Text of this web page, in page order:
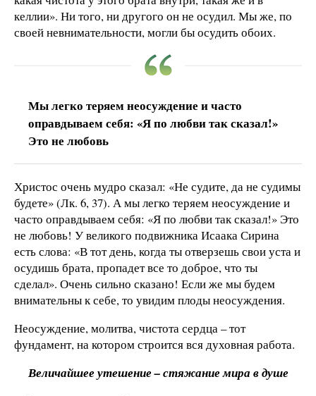
келлии». Ни того, ни другого он не осудил. Мы же, по
своей невнимательности, могли бы осудить обоих.
Мы легко теряем неосуждение и часто
оправдываем себя: «Я по любви так сказал!»
Это не любовь
Христос очень мудро сказал: «Не судите, да не судимы
будете» (Лк. 6, 37). А мы легко теряем неосуждение и
часто оправдываем себя: «Я по любви так сказал!» Это
не любовь! У великого подвижника Исаака Сирина
есть слова: «В тот день, когда ты отверзешь свои уста и
осудишь брата, пропадет все то доброе, что ты
сделал». Очень сильно сказано! Если же мы будем
внимательны к себе, то увидим плоды неосуждения.
Неосуждение, молитва, чистота сердца – тот
фундамент, на котором строится вся духовная работа.
Величайшее утешение – стяжание мира в душе